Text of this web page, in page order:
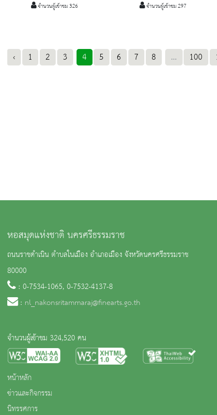
จำนวนผู้เข้าชม 326 จำนวนผู้เข้าชม 297
‹ 1 2 3 4 5 6 7 8 ... 100
หอสมุดแห่งชาติ นครศรีธรรมราช
ถนนราชดำเนิน ตำบลในเมือง อำเภอเมือง จังหวัดนครศรีธรรมราช
80000
: 0-7534-1065, 0-7532-4137-8
: nl_nakonsritammaraj@finearts.go.th
จำนวนผู้เข้าชม 324,520 คน
หน้าหลัก
ข่าวและกิจกรรม
นิทรรศการ